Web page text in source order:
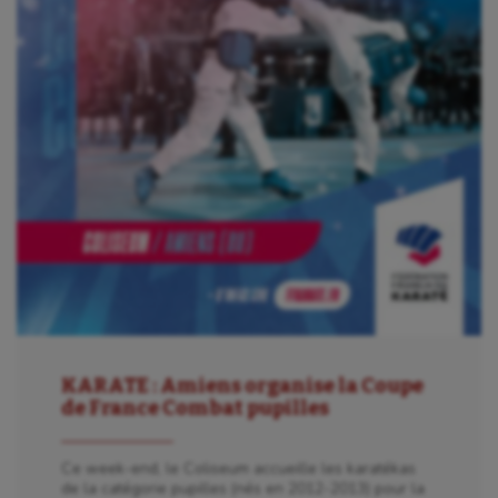
Jeux Olympiques et Paralympiques
Kayak-polo
Korfbal
Longue paume
Moto
Natation
Natation artistique
Omnisports
Outdoor
Parkour
KARATE : Amiens organise la Coupe
de France Combat pupilles
Ce week-end, le Coliseum accueille les karatékas
de la catégorie pupilles (nés en 2012-2013) pour la